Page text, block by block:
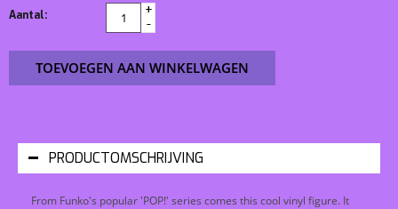
Aantal:
+
-
TOEVOEGEN AAN WINKELWAGEN
PRODUCTOMSCHRIJVING
From Funko's popular 'POP!' series comes this cool vinyl figure. It